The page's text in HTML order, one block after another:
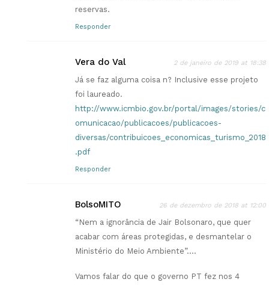
reservas.
Responder
Vera do Val 2 de janeiro de 2019 at 18:38
Já se faz alguma coisa n? Inclusive esse projeto
foi laureado.
http://www.icmbio.gov.br/portal/images/stories/c
omunicacao/publicacoes/publicacoes-
diversas/contribuicoes_economicas_turismo_2018
.pdf
Responder
BolsoMITO 26 de dezembro de 2018 at 12:00
“Nem a ignorância de Jair Bolsonaro, que quer
acabar com áreas protegidas, e desmantelar o
Ministério do Meio Ambiente”….
Vamos falar do que o governo PT fez nos 4